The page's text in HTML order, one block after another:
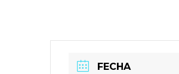
FECHA